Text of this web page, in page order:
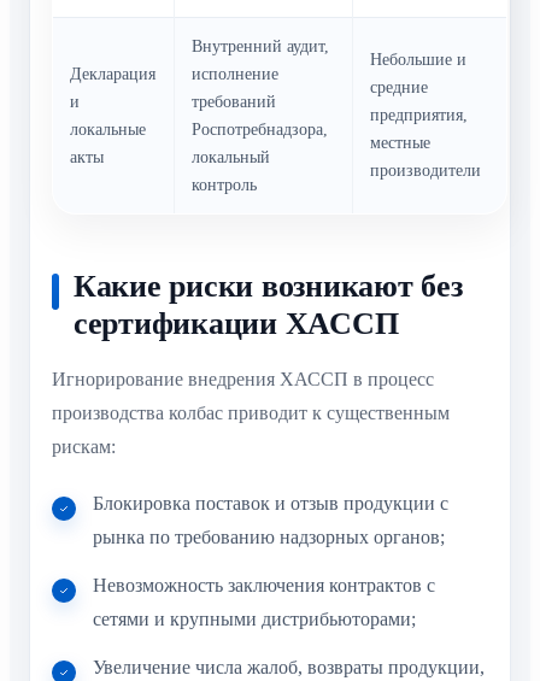
Декларация
и
локальные
акты
Внутренний аудит,
исполнение
требований
Роспотребнадзора,
локальный
контроль
Небольшие и
средние
предприятия,
местные
производители
Какие риски возникают без
сертификации ХАССП
Игнорирование внедрения ХАССП в процесс
производства колбас приводит к существенным
рискам:
Блокировка поставок и отзыв продукции с
рынка по требованию надзорных органов;
Невозможность заключения контрактов с
сетями и крупными дистрибьюторами;
Увеличение числа жалоб, возвраты продукции,